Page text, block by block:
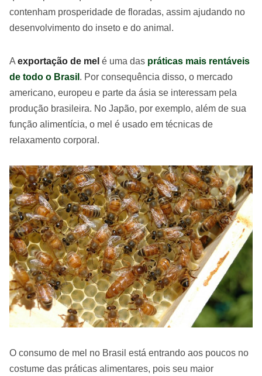
contenham prosperidade de floradas, assim ajudando no
desenvolvimento do inseto e do animal.
A exportação de mel é uma das práticas mais rentáveis
de todo o Brasil . Por consequência disso, o mercado
americano, europeu e parte da ásia se interessam pela
produção brasileira. No Japão, por exemplo, além de sua
função alimentícia, o mel é usado em técnicas de
relaxamento corporal.
O consumo de mel no Brasil está entrando aos poucos no
costume das práticas alimentares, pois seu maior